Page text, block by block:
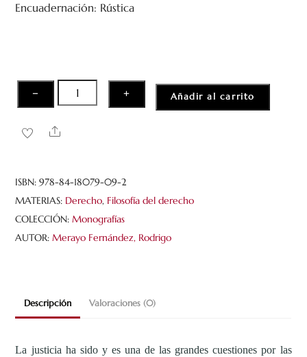
d
Encuadernación: Rústica
−
concepto
de
el
reto
multicultural.
Desde
Jürgen
hasta
+ Añadir al carrito
Share
ISBN:978-84-18079-09-2
MATERIAS: Derecho, Filosofía del derecho
COLECCIÓN:Monografías
AUTOR:Merayo Fernández, Rodrigo
Descripción Valoraciones (0)
La justicia ha sido y es una de las grandes cuestiones por las